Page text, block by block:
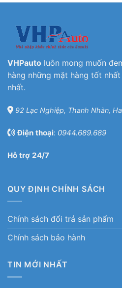
VHPauto luôn mong muốn
hàng những mặt hàng tốt
nhất.
92 Lạc Nghiệp, Thanh Nhàn,
Điện thoại: 0944.689.689
Hỗ trợ 24/7
QUY ĐỊNH CHÍNH SÁCH
Chính sách đổi trả sản phẩm
Chính sách bảo hành
TIN MỚI NHẤT